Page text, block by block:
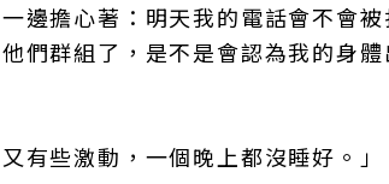
邊擔心著：明天我的電話會不會
們群組了，是不是會認為我的身
有些激動，一個晚上都沒睡好。」